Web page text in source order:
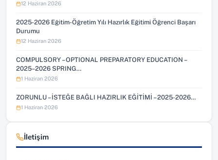
12 Haziran 2026
2025-2026 Eğitim-Öğretim Yılı Hazırlık Eğitimi Öğrenci Başarı
Durumu
12 Haziran 2026
COMPULSORY – OPTIONAL PREPARATORY EDUCATION –
2025–2026 SPRING…
1 Haziran 2026
ZORUNLU – İSTEĞE BAĞLI HAZIRLIK EĞİTİMİ – 2025-2026…
1 Haziran 2026
İletişim